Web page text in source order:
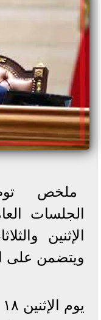
ملخص
الجلسات
ويتضمن على
يوم الإثنين ١٨ مايو ٢٠٢٦: